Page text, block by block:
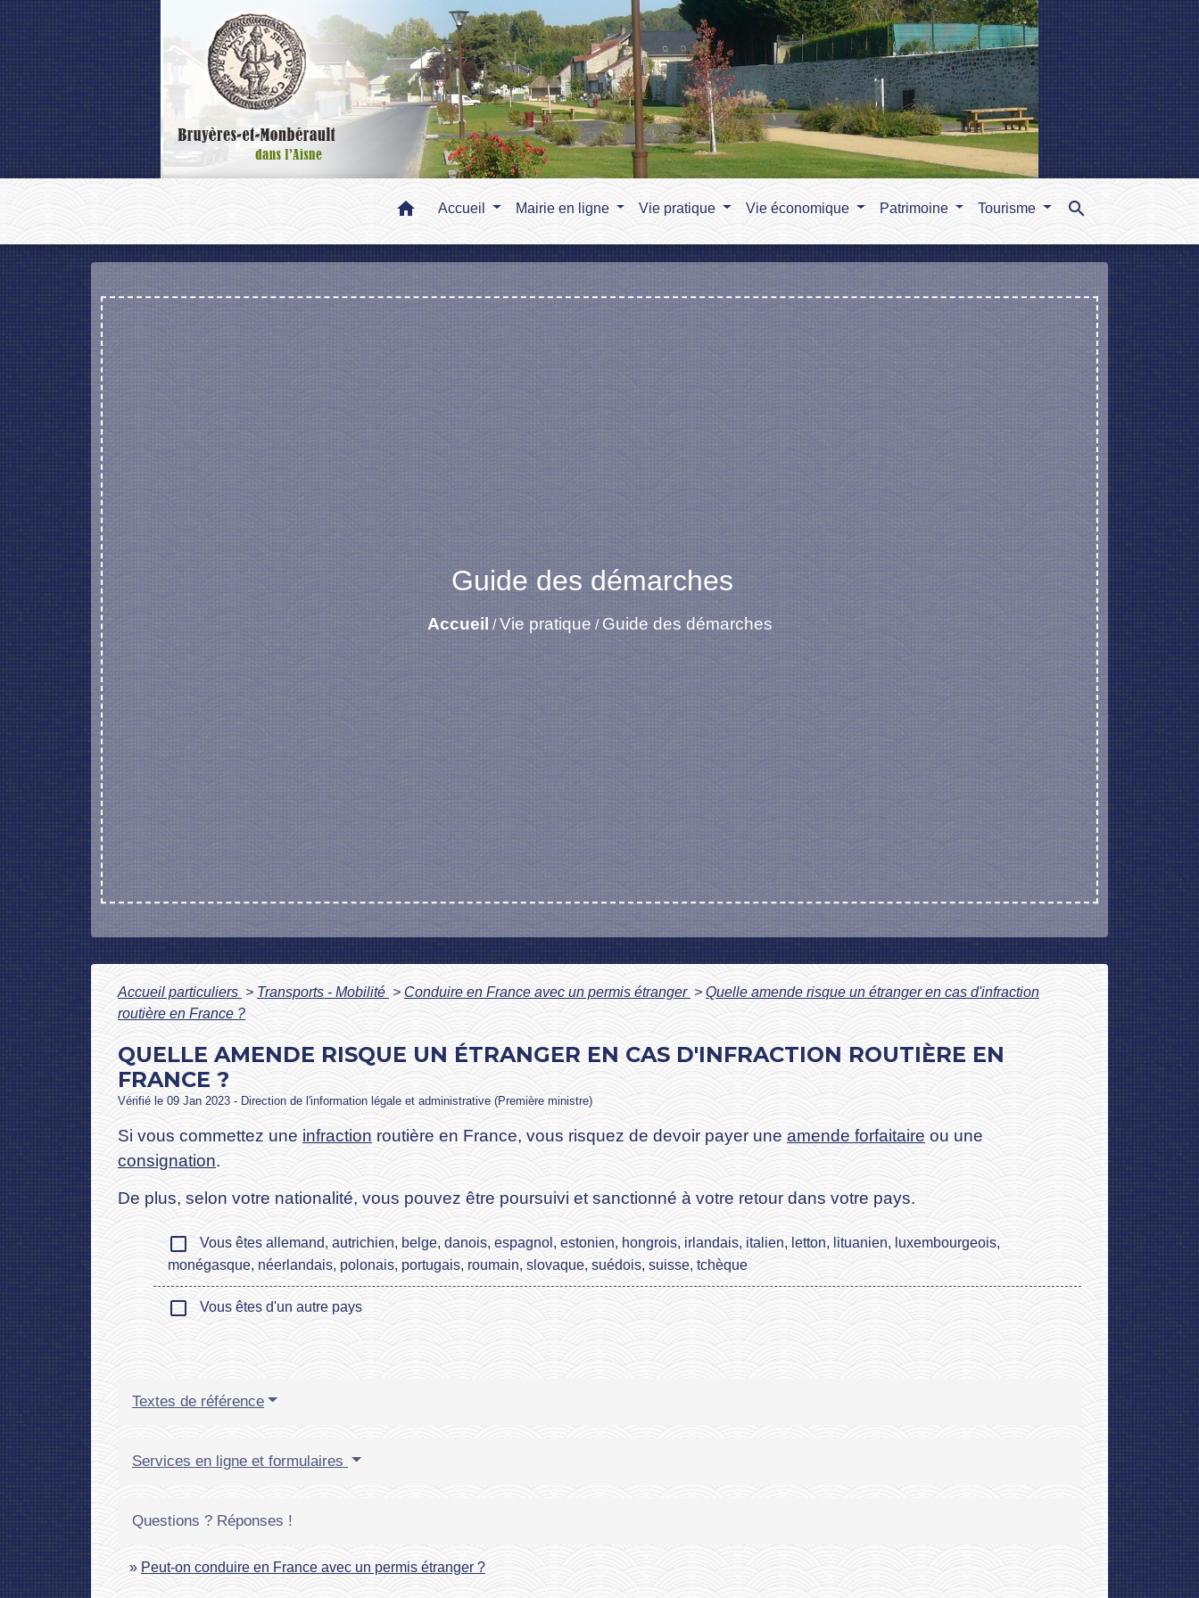
home Accueil Mairie en ligne Vie pratique Vie économique Patrimoine Tourisme search
Guide des démarches
Accueil /Vie pratique / Guide des démarches
Accueil particuliers > Transports - Mobilité > Conduire en France avec un permis étranger > Quelle amende risque un étranger en cas d'infraction
routière en France ?
QUELLE AMENDE RISQUE UN ÉTRANGER EN CAS D'INFRACTION ROUTIÈRE EN
FRANCE ?
Vérifié le 09 Jan 2023 - Direction de l'information légale et administrative (Première ministre)
Si vous commettez une infraction routière en France, vous risquez de devoir payer une amende forfaitaire ou une
consignation.
De plus, selon votre nationalité, vous pouvez être poursuivi et sanctionné à votre retour dans votre pays.
check_box_outline_blank
Vous êtes allemand, autrichien, belge, danois, espagnol, estonien, hongrois, irlandais, italien, letton, lituanien, luxembourgeois,
monégasque, néerlandais, polonais, portugais, roumain, slovaque, suédois, suisse, tchèque
check_box_outline_blank Vous êtes d'un autre pays
Textes de référence
Services en ligne et formulaires
Questions ? Réponses !
Peut-on conduire en France avec un permis étranger ?